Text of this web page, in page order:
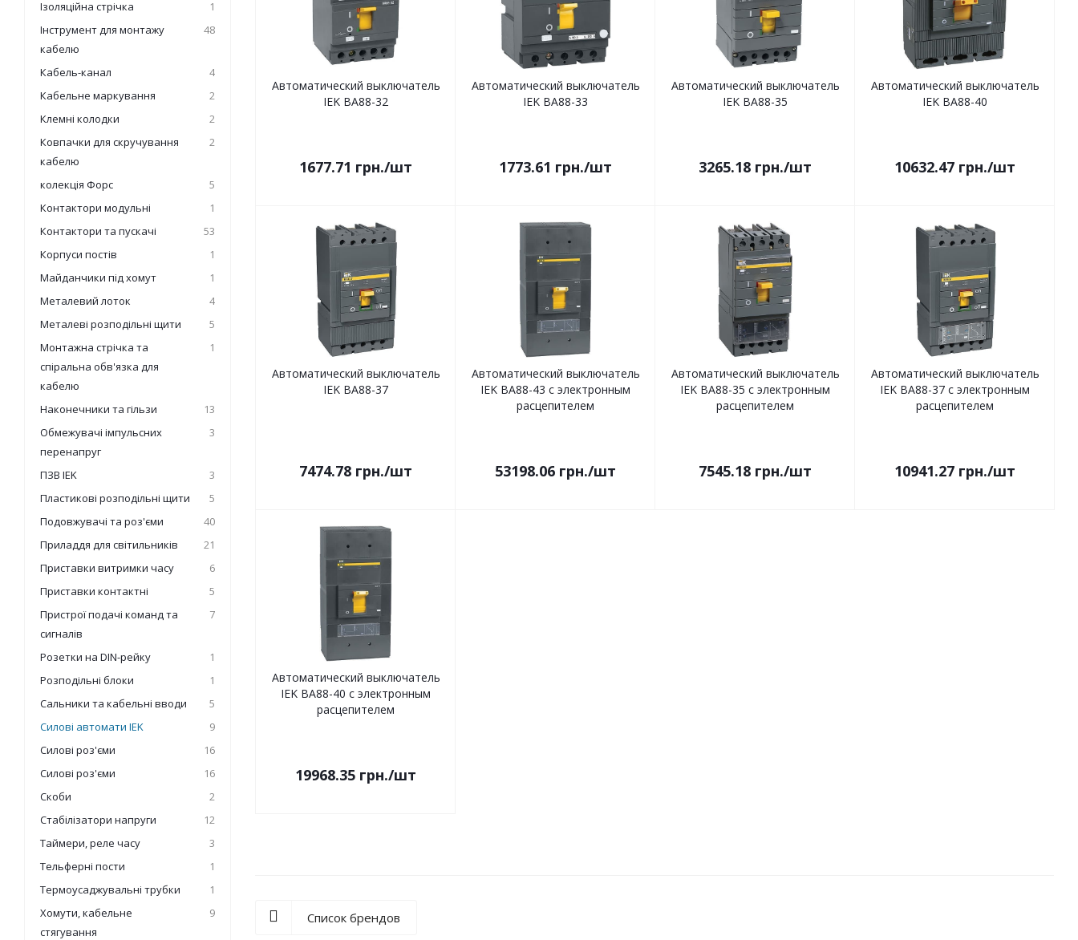
Автоматический выключатель
IEK ВА88-32
1677.71 грн./шт
Автоматический выключатель
IEK ВА88-33
1773.61 грн./шт
Автоматический выключатель
IEK ВА88-35
3265.18 грн./шт
Автоматический выключатель
IEK ВА88-40
10632.47 грн./шт
Автоматический выключатель
IEK ВА88-37
7474.78 грн./шт
Автоматический выключатель
IEK ВА88-43 с электронным
расцепителем
53198.06 грн./шт
Автоматический выключатель
IEK ВА88-35 с электронным
расцепителем
7545.18 грн./шт
Автоматический выключатель
IEK ВА88-37 с электронным
расцепителем
10941.27 грн./шт
Автоматический выключатель
IEK ВА88-40 с электронным
расцепителем
19968.35 грн./шт
Список брендов
Ізоляційна стрічка
1
Інструмент для монтажу
кабелю
48
Кабель-канал
4
Кабельне маркування
2
Клемні колодки
2
Ковпачки для скручування
кабелю
2
колекція Форс
5
Контактори модульні
1
Контактори та пускачі
53
Корпуси постів
1
Майданчики під хомут
1
Металевий лоток
4
Металеві розподільні щити
5
Монтажна стрічка та
спіральна обв'язка для
кабелю
1
Наконечники та гільзи
13
Обмежувачі імпульсних
перенапруг
3
ПЗВ IEK
3
Пластикові розподільні щити
5
Подовжувачі та роз'єми
40
Приладдя для світильників
21
Приставки витримки часу
6
Приставки контактні
5
Пристрої подачі команд та
сигналів
7
Розетки на DIN-рейку
1
Розподільні блоки
1
Сальники та кабельні вводи
5
Силові автомати IEK
9
Силові роз'єми
16
Силові роз'єми
16
Скоби
2
Стабілізатори напруги
12
Таймери, реле часу
3
Тельферні пости
1
Термоусаджувальні трубки
1
Хомути, кабельне
стягування
9